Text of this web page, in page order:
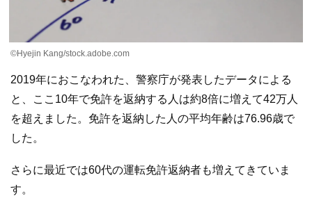
©Hyejin Kang/stock.adobe.com
2019年におこなわれた、警察庁が発表したデータによる
と、ここ10年で免許を返納する人は約8倍に増えて42万人
を超えました。免許を返納した人の平均年齢は76.96歳で
した。
さらに最近では60代の運転免許返納者も増えてきていま
す。